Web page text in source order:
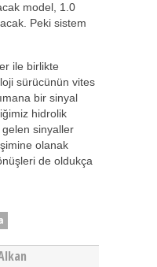
model, 1.0
Peki sistem
ile birlikte
sürücünün vites
bir sinyal
hidrolik
gelen sinyaller
olanak
de oldukça